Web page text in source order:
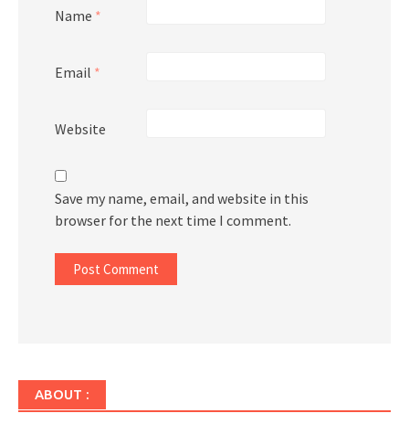
Name *
Email *
Website
Save my name, email, and website in this
browser for the next time I comment.
ABOUT :